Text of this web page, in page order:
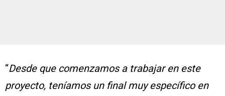
“Desde que comenzamos a trabajar en este
proyecto, teníamos un final muy específico en